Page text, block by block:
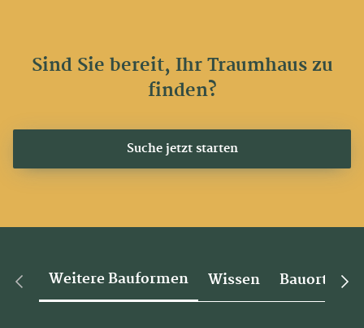
Sind Sie bereit, Ihr Traumhaus zu
finden?
Suche jetzt starten
Weitere Bauformen Wissen Bauorte